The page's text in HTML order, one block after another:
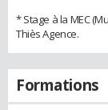
* Stage à la MEC
Thiès Agence.
Formations